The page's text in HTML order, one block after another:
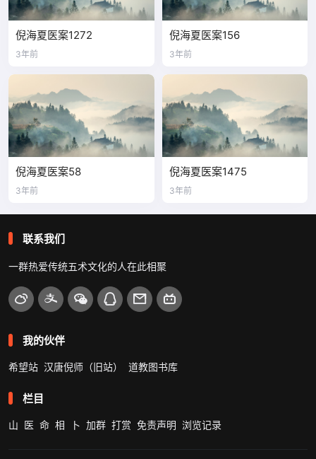
倪海夏医案1272
3年前
倪海夏医案156
3年前
倪海夏医案58
3年前
倪海夏医案1475
3年前
联系我们
一群热爱传统五术文化的人在此相聚
我的伙伴
希望站 汉唐倪师（旧站） 道教图书库
栏目
山 医 命 相 卜 加群 打赏 免责声明 浏览记录